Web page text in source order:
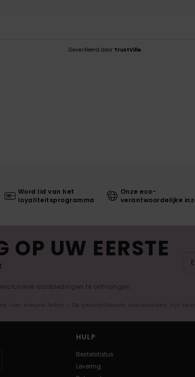
Geverifieerd door TrustVille
Word lid van het
loyaliteitsprogramma
Onze eco-
verantwoordelijke
OP UW EERSTE
aanbiedingen te ontvangen.
voor nieuwe leden - De gedetailleerde voorwaarden zijn
HULP
Bestelstatus
Levering